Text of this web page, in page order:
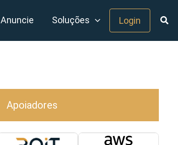
Anuncie Soluções Login
Apoiadores